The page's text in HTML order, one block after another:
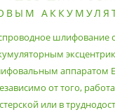
ETSC2
шлифование
аппаратом
от того,
или в